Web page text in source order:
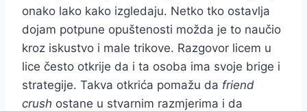
onako lako kako izgledaju. Netko tko ostavlja
dojam potpune opuštenosti možda je to naučio
kroz iskustvo i male trikove. Razgovor licem u
lice često otkrije da i ta osoba ima svoje brige i
strategije. Takva otkrića pomažu da friend
crush ostane u stvarnim razmjerima i da